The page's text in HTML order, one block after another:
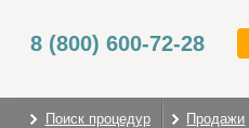
8 (800) 600-72-28
Поиск процедур Продажи